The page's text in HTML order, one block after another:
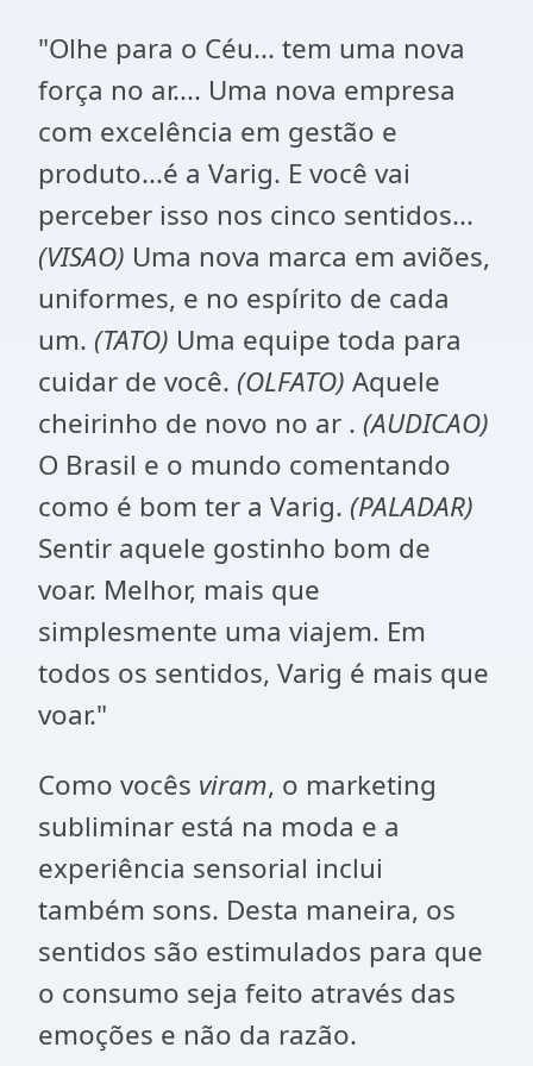
"Olhe para o Céu... tem uma nova
força no ar.... Uma nova empresa
com excelência em gestão e
produto...é a Varig. E você vai
perceber isso nos cinco sentidos...
(VISAO) Uma nova marca em aviões,
uniformes, e no espírito de cada
um. (TATO) Uma equipe toda para
cuidar de você. (OLFATO) Aquele
cheirinho de novo no ar . (AUDICAO)
O Brasil e o mundo comentando
como é bom ter a Varig. (PALADAR)
Sentir aquele gostinho bom de
voar. Melhor, mais que
simplesmente uma viajem. Em
todos os sentidos, Varig é mais que
voar."
Como vocês viram, o marketing
subliminar está na moda e a
experiência sensorial inclui
também sons. Desta maneira, os
sentidos são estimulados para que
o consumo seja feito através das
emoções e não da razão.